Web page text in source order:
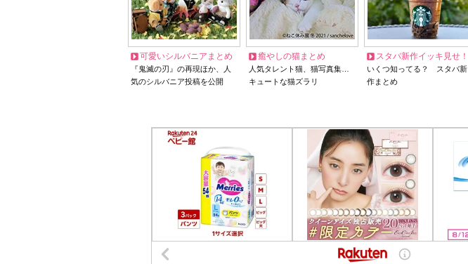
可愛いシルバニアまとめ
『鬼滅の刃』の再現ほか、人
気のシルバニア投稿を公開
癒やしの猫まとめ
人気タレント猫、猫写真集…
キュートな猫ズラリ
スタバ新作イッキ見せ！
いくつ知ってる？ スタバ新
作まとめ